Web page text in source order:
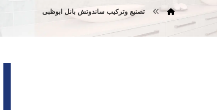
تصنيع وتركيب ساندوتش بانل ابوظبى